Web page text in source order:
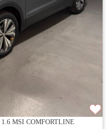
1.6 MSI COMFORTLINE